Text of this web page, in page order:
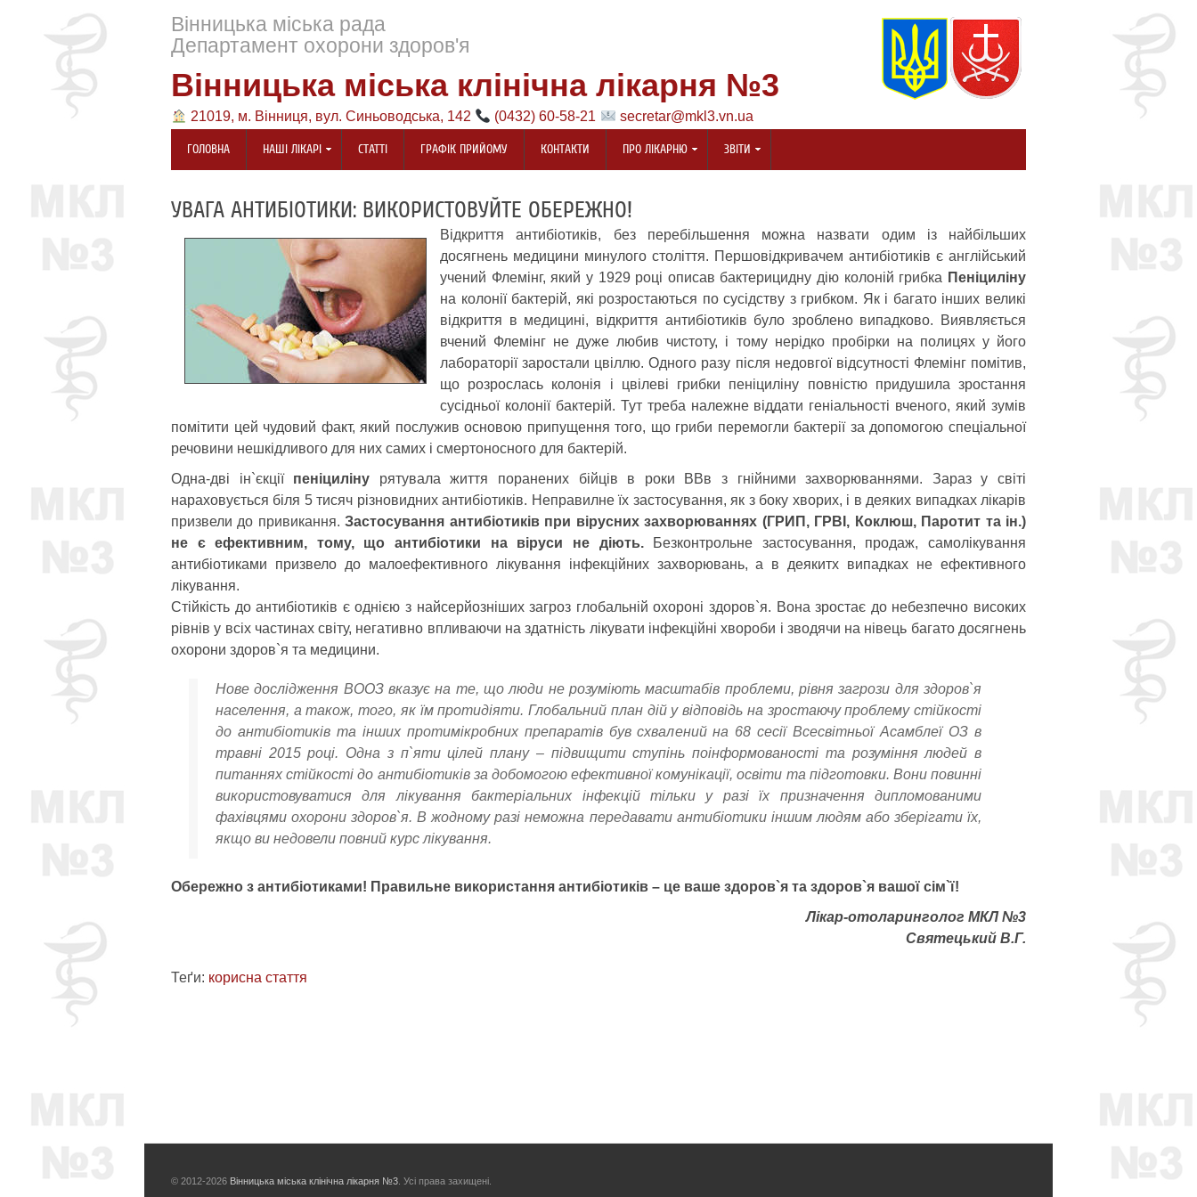
Вінницька міська рада
Департамент охорони здоров'я
Вінницька міська клінічна лікарня №3
21019, м. Вінниця, вул. Синьоводська, 142 (0432) 60-58-21 secretar@mkl3.vn.ua
ГОЛОВНА НАШІ ЛІКАРІ СТАТТІ ГРАФІК ПРИЙОМУ КОНТАКТИ ПРО ЛІКАРНЮ ЗВІТИ
УВАГА АНТИБІОТИКИ: ВИКОРИСТОВУЙТЕ ОБЕРЕЖНО!
Відкриття антибіотиків, без перебільшення можна назвати одим із найбільших
досягнень медицини минулого століття. Першовідкривачем антибіотиків є англійський
учений Флемінг, який у 1929 році описав бактерицидну дію колоній грибка Пеніциліну
на колонії бактерій, які розростаються по сусідству з грибком. Як і багато інших великі
відкриття в медицині, відкриття антибіотиків було зроблено випадково. Виявляється
вчений Флемінг не дуже любив чистоту, і тому нерідко пробірки на полицях у його
лабораторії заростали цвіллю. Одного разу після недовгої відсутності Флемінг помітив,
що розрослась колонія і цвілеві грибки пеніциліну повністю придушила зростання
сусідньої колонії бактерій. Тут треба належне віддати геніальності вченого, який зумів
помітити цей чудовий факт, який послужив основою припущення того, що гриби перемогли бактерії за допомогою спеціальної
речовини нешкідливого для них самих і смертоносного для бактерій.
Одна-дві ін`єкції пеніциліну рятувала життя поранених бійців в роки ВВв з гнійними захворюваннями. Зараз у світі
нараховується біля 5 тисяч різновидних антибіотиків. Неправилне їх застосування, як з боку хворих, і в деяких випадках лікарів
призвели до привикання.Застосування антибіотиків при вірусних захворюваннях (ГРИП, ГРВІ, Коклюш, Паротит та ін.)
не є ефективним, тому, що антибіотики на віруси не діють.Безконтрольне застосування, продаж, самолікування
антибіотиками призвело до малоефективного лікування інфекційних захворювань, а в деякитх випадках не ефективного
лікування.
Стійкість до антибіотиків є однією з найсерйозніших загроз глобальній охороні здоров`я. Вона зростає до небезпечно високих
рівнів у всіх частинах світу, негативно впливаючи на здатність лікувати інфекційні хвороби і зводячи на нівець багато досягнень
охорони здоров`я та медицини.
Нове дослідження ВООЗ вказує на те, що люди не розуміють масштабів проблеми, рівня загрози для здоров`я
населення, а також, того, як їм протидіяти. Глобальний план дій у відповідь на зростаючу проблему стійкості
до антибіотиків та інших протимікробних препаратів був схвалений на 68 сесії Всесвітньої Асамблеї ОЗ в
травні 2015 році. Одна з п`яти цілей плану – підвищити ступінь поінформованості та розуміння людей в
питаннях стійкості до антибіотиків за добомогою ефективної комунікації, освіти та підготовки. Вони повинні
використовуватися для лікування бактеріальних інфекцій тільки у разі їх призначення дипломованими
фахівцями охорони здоров`я. В жодному разі неможна передавати антибіотики іншим людям або зберігати їх,
якщо ви недовели повний курс лікування.
Обережно з антибіотиками! Правильне використання антибіотиків – це ваше здоров`я та здоров`я вашої сім`ї!
Лікар-отоларинголог МКЛ №3
Святецький В.Г.
Теґи: корисна стаття
© 2012-2026 Вінницька міська клінічна лікарня №3 . Усі права захищені.